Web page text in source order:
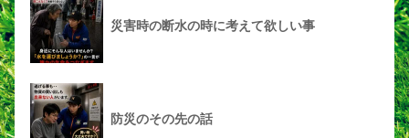
災害時の断水の時に考えて欲しい事
防災のその先の話